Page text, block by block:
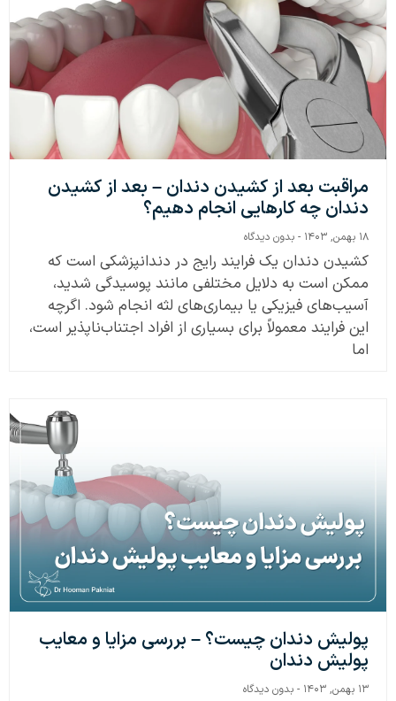
مراقبت بعد از کشیدن دندان – بعد از کشیدن
دندان چه کارهایی انجام دهیم؟
۱۸ بهمن, ۱۴۰۳ بدون دیدگاه
کشیدن دندان یک فرایند رایج در دندانپزشکی است که
ممکن است به دلایل مختلفی مانند پوسیدگی شدید،
آسیب‌های فیزیکی یا بیماری‌های لثه انجام شود. اگرچه
این فرایند معمولاً برای بسیاری از افراد اجتناب‌ناپذیر است،
اما
پولیش دندان چیست؟ – بررسی مزایا و معایب
پولیش دندان
۱۳ بهمن, ۱۴۰۳ بدون دیدگاه